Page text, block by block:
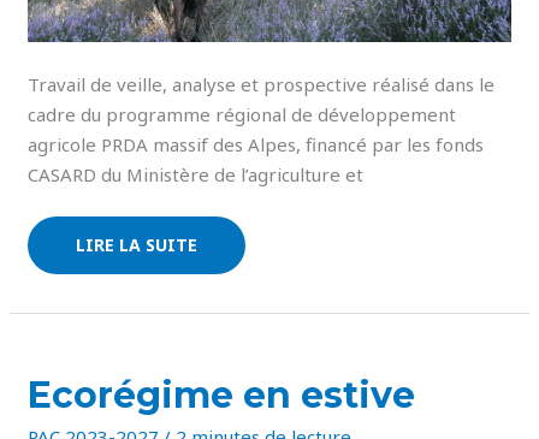
Travail de veille, analyse et prospective réalisé dans le
cadre du programme régional de développement
agricole PRDA massif des Alpes, financé par les fonds
CASARD du Ministère de l’agriculture et
LIRE LA SUITE
Ecorégime en estive
ECORÉGIME
EN
ESTIVE